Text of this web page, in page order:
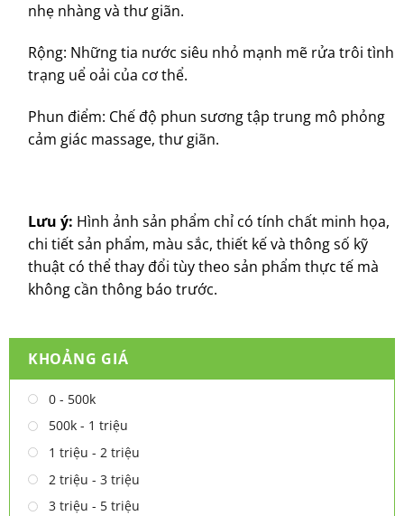
nhẹ nhàng và thư giãn.
Rộng: Những tia nước siêu nhỏ mạnh mẽ rửa trôi tình
trạng uể oải của cơ thể.
Phun điểm: Chế độ phun sương tập trung mô phỏng
cảm giác massage, thư giãn.
Lưu ý: Hình ảnh sản phẩm chỉ có tính chất minh họa,
chi tiết sản phẩm, màu sắc, thiết kế và thông số kỹ
thuật có thể thay đổi tùy theo sản phẩm thực tế mà
không cần thông báo trước.
KHOẢNG GIÁ
0 - 500k
500k - 1 triệu
1 triệu - 2 triệu
2 triệu - 3 triệu
3 triệu - 5 triệu